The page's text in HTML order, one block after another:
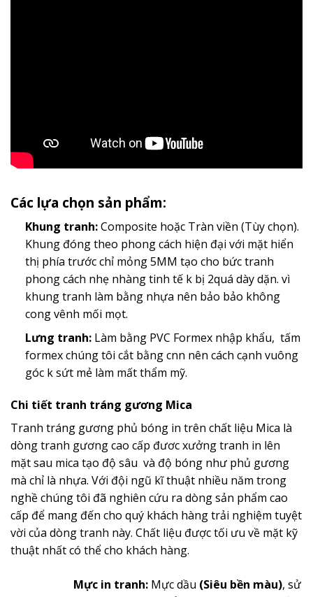
Các lựa chọn sản phẩm:
Khung tranh:Composite hoặc Tràn viền (Tùy chọn).
Khung đóng theo phong cách hiện đại với mặt hiển
thị phía trước chỉ mỏng 5MM tạo cho bức tranh
phong cách nhẹ nhàng tinh tế k bị 2quá dày dặn. vì
khung tranh làm bằng nhựa nên bảo bảo không
cong vênh mối mọt.
Lưng tranh:Làm bằng PVC Formex nhập khẩu, tấm
formex chúng tôi cắt bằng cnn nên cách cạnh vuông
góc k sứt mẻ làm mất thẩm mỹ.
Chi tiết tranh tráng gương Mica
Tranh tráng gương phủ bóng in trên chất liệu Mica là
dòng tranh gương cao cấp đươc xưởng tranh in lên
mặt sau mica tạo độ sâu và độ bóng như phủ gương
mà chỉ là nhựa. Với đội ngũ kĩ thuật nhiều năm trong
nghề chúng tôi đã nghiên cứu ra dòng sản phẩm cao
cấp để mang đến cho quý khách hàng trải nghiệm tuyệt
vời của dòng tranh này. Chất liệu được tối ưu về mặt kỹ
thuật nhất có thể cho khách hàng.
Mực in tranh:Mực dầu (Siêu bền màu), sử